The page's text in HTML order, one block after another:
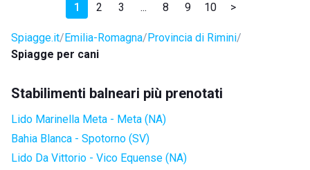
1 2 3 ... 8 9 10 >
Spiagge.it Emilia-Romagna Provincia di Rimini
Spiagge per cani
Stabilimenti balneari più prenotati
Lido Marinella Meta - Meta (NA)
Bahia Blanca - Spotorno (SV)
Lido Da Vittorio - Vico Equense (NA)